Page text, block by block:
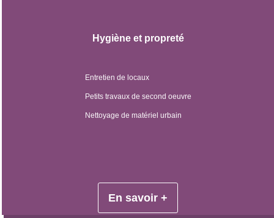
Hygiène et propreté
Entretien de locaux
Petits travaux de second oeuvre
Nettoyage de matériel urbain
En savoir +